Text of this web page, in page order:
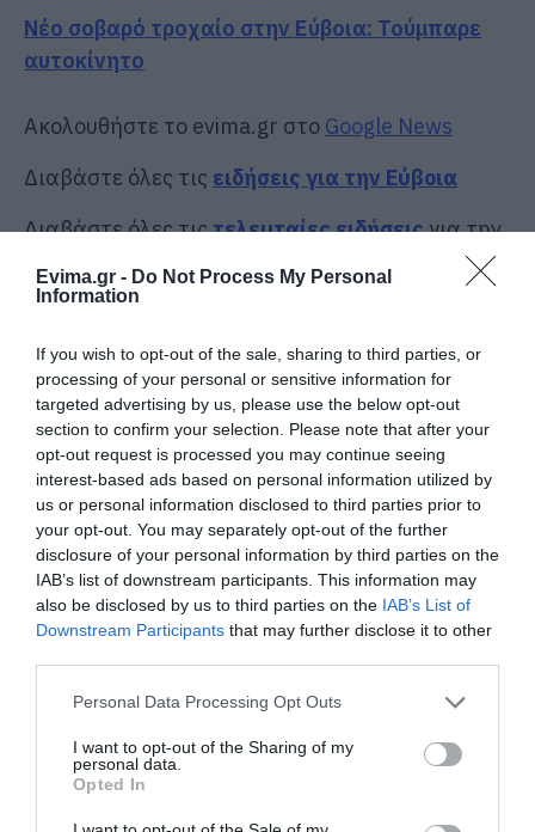
Evima.gr - Do Not Process My Personal
Information
If you wish to opt-out of the sale, sharing to third parties, or
processing of your personal or sensitive information for
targeted advertising by us, please use the below opt-out
section to confirm your selection. Please note that after your
opt-out request is processed you may continue seeing
interest-based ads based on personal information utilized by
us or personal information disclosed to third parties prior to
your opt-out. You may separately opt-out of the further
disclosure of your personal information by third parties on the
IAB’s list of downstream participants. This information may
also be disclosed by us to third parties on the IAB’s List of
Downstream Participants that may further disclose it to other
Please note that this website/app uses one or more Google
not limited to your visit or usage behaviour. You may click to
grant or deny consent to Google and its third-party tags to
use your data for below specified purposes in below Google
consent section.
Personal Data Processing Opt Outs
I want to opt-out of the Sharing of my
personal data.
Opted In
Νέο σοβαρό τροχαίο στην Εύβοια: Τούμπαρε
αυτοκίνητο
Ακολουθήστε το evima.gr στο Google News
Διαβάστε όλες τις ειδήσεις για την Εύβοια
Διαβάστε όλες τιςτελευταίες ειδήσειςγια την
TAGS: ΕΘΕΛΟΝΤΙΚΗ ΑΙΜΟΔΟΣΙΑ
ΡΟΗ ΕΙΔΗΣΕΩΝ
Φωτιά στη Σκύρο: Δύσκολη νύχτα
για την Καλαμίτσα – Νέες εικόνες
και βίντεο
06.08.2026 | 22:04
Εύβοια: Με κατάνυξη και πλήθος
κόσμου η μεγάλη γιορτή στους
Ωρεούς – Παρών ο Θανάσης
Ζεμπίλης
Συντάξεις Σεπτεμβρίου 2026:
Οι ημερομηνίες του e-ΕΦΚΑ
06.08.2026 | 21:40